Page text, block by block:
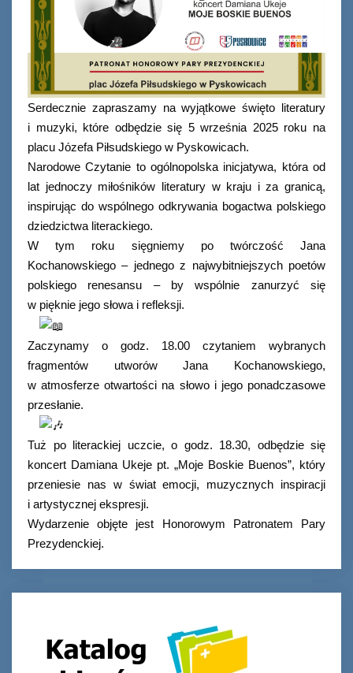
Serdecznie zapraszamy na wyjątkowe święto literatury
i muzyki, które odbędzie się 5 września 2025 roku na
placu Józefa Piłsudskiego w Pyskowicach.
Narodowe Czytanie to ogólnopolska inicjatywa, która od
lat jednoczy miłośników literatury w kraju i za granicą,
inspirując do wspólnego odkrywania bogactwa polskiego
dziedzictwa literackiego.
W tym roku sięgniemy po twórczość Jana
Kochanowskiego – jednego z najwybitniejszych poetów
polskiego renesansu – by wspólnie zanurzyć się
w pięknie jego słowa i refleksji.
Zaczynamy o godz. 18.00 czytaniem wybranych
fragmentów utworów Jana Kochanowskiego,
w atmosferze otwartości na słowo i jego ponadczasowe
przesłanie.
Tuż po literackiej uczcie, o godz. 18.30, odbędzie się
koncert Damiana Ukeje pt. „Moje Boskie Buenos”, który
przeniesie nas w świat emocji, muzycznych inspiracji
i artystycznej ekspresji.
Wydarzenie objęte jest Honorowym Patronatem Pary
Prezydenckiej.